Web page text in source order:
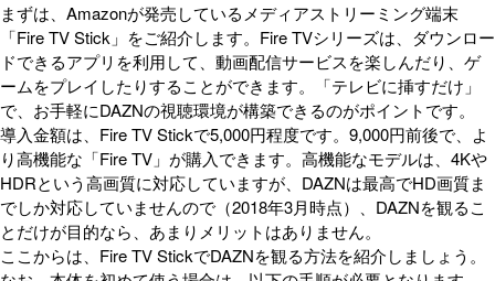
まずは、Amazonが発売しているメディアストリーミング端末
「Fire TV Stick」をご紹介します。Fire TVシリーズは、ダウンロー
ドできるアプリを利用して、動画配信サービスを楽しんだり、ゲ
ームをプレイしたりすることができます。「テレビに挿すだけ」
で、お手軽にDAZNの視聴環境が構築できるのがポイントです。
導入金額は、Fire TV Stickで5,000円程度です。9,000円前後で、よ
り高機能な「Fire TV」が購入できます。高機能なモデルは、4Kや
HDRという高画質に対応していますが、DAZNは最高でHD画質ま
でしか対応していませんので（2018年3月時点）、DAZNを観るこ
とだけが目的なら、あまりメリットはありません。
ここからは、Fire TV StickでDAZNを観る方法を紹介しましょう。